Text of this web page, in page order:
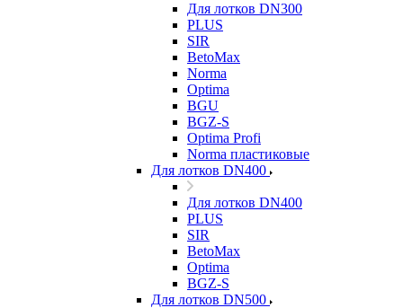
Для лотков DN300
PLUS
SIR
BetoMax
Norma
Optima
BGU
BGZ-S
Optima Profi
Norma пластиковые
Для лотков DN400
Для лотков DN400
PLUS
SIR
BetoMax
Optima
BGZ-S
Для лотков DN500